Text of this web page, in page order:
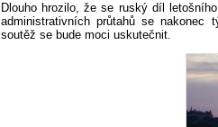
Dlouho hrozilo, že se ruský díl
administrativních průtahů se nakonec
soutěž se bude moci uskutečnit.